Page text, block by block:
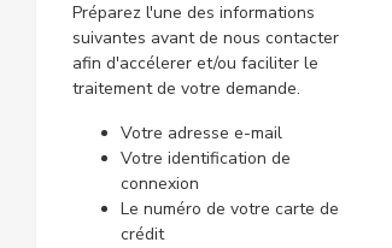
Préparez l'une des informations
suivantes avant de nous contacter
afin d'accélerer et/ou faciliter le
traitement de votre demande.
Votre adresse e-mail
Votre identification de
connexion
Le numéro de votre carte de
crédit